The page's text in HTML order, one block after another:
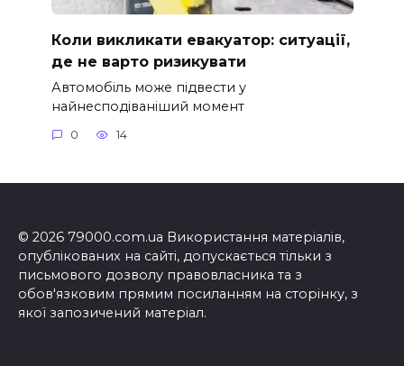
Коли викликати евакуатор: ситуації,
де не варто ризикувати
Автомобіль може підвести у
найнесподіваніший момент
0 14
© 2026 79000.com.ua Використання матеріалів,
опублікованих на сайті, допускається тільки з
письмового дозволу правовласника та з
обов'язковим прямим посиланням на сторінку, з
якої запозичений матеріал.